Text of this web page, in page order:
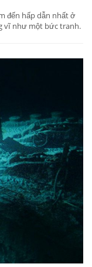
đến hấp dẫn nhất ở
vĩ như một bức tranh.